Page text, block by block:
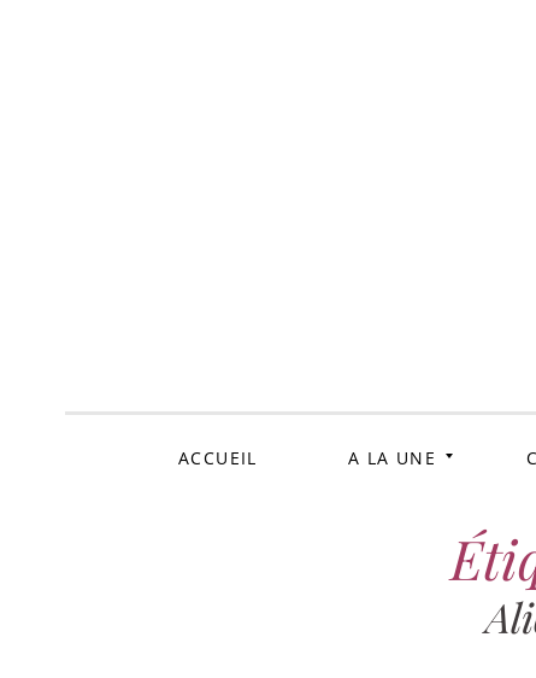
ACCUEIL A LA UNE